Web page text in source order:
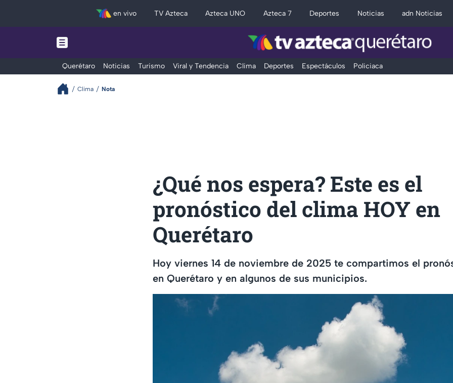
en vivo TV Azteca Azteca UNO Azteca 7 Deportes Noticias adn Noticias
Querétaro Noticias Turismo Viral y Tendencia Clima Deportes Espectáculos Policiaca
Clima Nota
¿Qué nos espera? Este es el
pronóstico del clima HOY en
Querétaro
Hoy viernes 14 de noviembre de 2025 te compartimos el
en Querétaro y en algunos de sus municipios.